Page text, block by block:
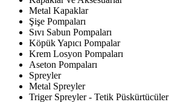
Metal Kapaklar
Şişe Pompaları
Sıvı Sabun Pompaları
Köpük Yapıcı Pompalar
Krem Losyon Pompaları
Aseton Pompaları
Spreyler
Metal Spreyler
Triger Spreyler - Tetik Püskürtücüler